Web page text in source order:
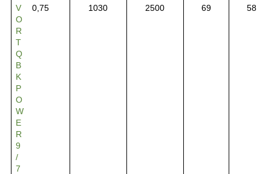
V
O
R
T
Q
B
K
P
O
W
E
R
9
/
7
0,75 1030 2500 69 58